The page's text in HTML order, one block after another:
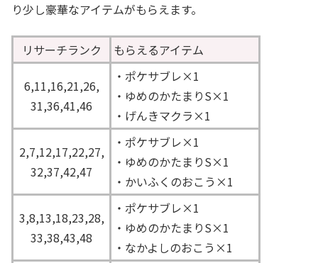
り少し豪華なアイテムがもらえます。
リサーチランク もらえるアイテム
6,11,16,21,26,
31,36,41,46
・ポケサブレ×1
・ゆめのかたまりS×1
・げんきマクラ×1
2,7,12,17,22,27,
32,37,42,47
・ポケサブレ×1
・ゆめのかたまりS×1
・かいふくのおこう×1
3,8,13,18,23,28,
33,38,43,48
・ポケサブレ×1
・ゆめのかたまりS×1
・なかよしのおこう×1